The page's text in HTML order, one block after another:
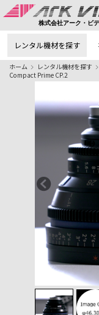
株式会社アーク・ビ
レンタル機材を探す
ホーム レンタル機材を探す
Compact Prime CP.2